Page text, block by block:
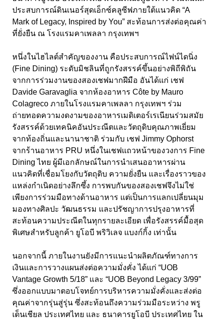
ประสบการณ์ดินเนอร์สุดเอ็กซ์คลูซีฟภายใต้แนวคิด “A
Mark of Legacy, Inspired by You” สะท้อนการส่งต่อคุณค่า
ที่ยั่งยืน ณ โรงแรมคาเพลลา กรุงเทพฯ
หนึ่งในไฮไลต์สำคัญของงาน คือประสบการณ์ไฟน์ไดนิ่ง
(Fine Dining) ระดับมิชลินที่ถูกรังสรรค์ขึ้นอย่างพิถีพิถัน
จากการร่วมงานของสองเชฟมากฝีมือ อันได้แก่ เชฟ
Davide Garavaglia จากห้องอาหาร Côte by Mauro
Colagreco ภายในโรงแรมคาเพลลา กรุงเทพฯ ร่วม
ถ่ายทอดความงดงามของอาหารเมดิเตอร์เรเนียนร่วมสมัย
รังสรรค์ด้วยเทคนิคอันประณีตและวัตถุดิบคุณภาพเยี่ยม
จากท้องถิ่นและนานาชาติ ร่วมกับ เชฟ Jimmy Ophorst
จากร้านอาหาร PRU หนึ่งในเชฟแถวหน้าของวงการ Fine
Dining ไทย ผู้มีเอกลักษณ์ในการนำเสนออาหารผ่าน
แนวคิดที่เชื่อมโยงกับวัตถุดิบ ความยั่งยืน และเรื่องราวของ
แหล่งกำเนิดอย่างลึกซึ้ง การพบกันของสองเชฟจึงไม่ใช่
เพียงการร่วมมือทางด้านอาหาร แต่เป็นการแลกเปลี่ยนมุม
มองทางศิลปะ วัฒนธรรม และปรัชญาการปรุงอาหารที่
สะท้อนความประณีตในทุกรายละเอียด เพื่อรังสรรค์มื้อสุด
พิเศษสำหรับลูกค้า ยูโอบี พริวิเลจ แบงก์กิ้ง เท่านั้น
นอกจากนี้ ภายในงานยังมีการแนะนำผลิตภัณฑ์ทางการ
เงินและการวางแผนส่งต่อความมั่งคั่ง ได้แก่ “UOB
Vantage Growth 5/18” และ “UOB Beyond Legacy 3/99”
ซึ่งออกแบบมาตอบโจทย์การบริหารความมั่งคั่งและส่งต่อ
คุณค่าจากรุ่นสู่รุ่น ซึ่งสะท้อนถึงความร่วมมือระหว่าง พรู
เด็นเชียล ประเทศไทย และ ธนาคารยูโอบี ประเทศไทย ใน